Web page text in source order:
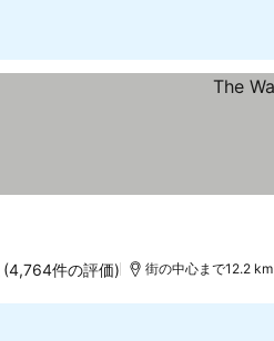
(4,764件の評価) 街の中心まで12.2 km